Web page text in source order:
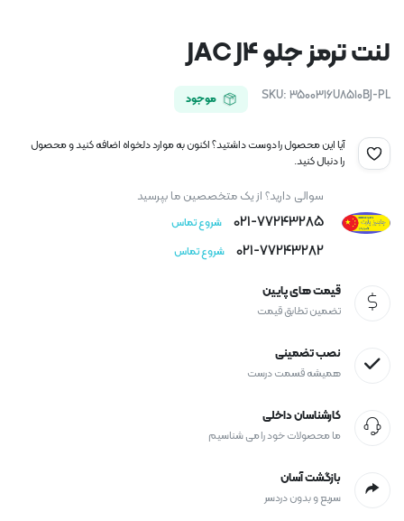
لنت ترمز جلو JAC J4
SKU: 3500316U8510BJ-PL موجود
آیا این محصول را دوست داشتید؟ اکنون به موارد دلخواه اضافه کنید و محصول
را دنبال کنید.
سوالی دارید؟ از یک متخصصین ما بپرسید
021-77243285 شروع تماس
021-77243282 شروع تماس
قیمت های پایین
تضمین تطابق قیمت
نصب تضمینی
همیشه قسمت درست
کارشناسان داخلی
ما محصولات خود را می شناسیم
بازگشت آسان
سریع و بدون دردسر